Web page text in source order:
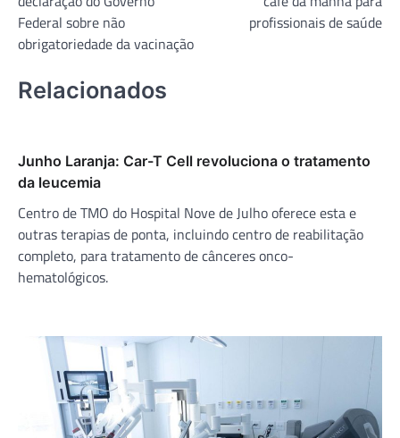
Post
Federal sobre não
obrigatoriedade da vacinação
profissionais de saúde
Relacionados
Junho Laranja: Car-T Cell revoluciona o tratamento
da leucemia
Centro de TMO do Hospital Nove de Julho oferece esta e
outras terapias de ponta, incluindo centro de reabilitação
completo, para tratamento de cânceres onco-
hematológicos.